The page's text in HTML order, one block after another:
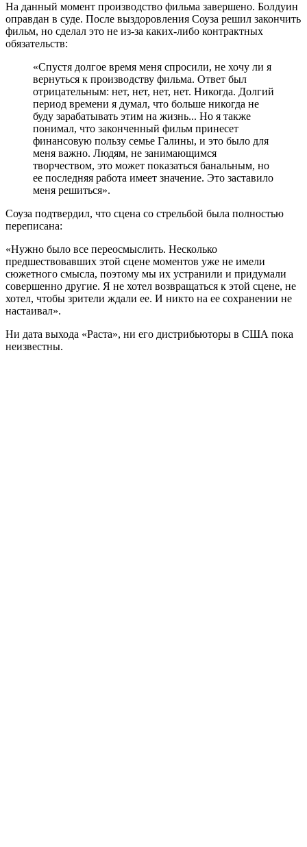
На данный момент производство фильма завершено. Болдуин
оправдан в суде. После выздоровления Соуза решил закончить
фильм, но сделал это не из-за каких-либо контрактных
обязательств:
«Спустя долгое время меня спросили, не хочу ли я
вернуться к производству фильма. Ответ был
отрицательным: нет, нет, нет, нет. Никогда. Долгий
период времени я думал, что больше никогда не
буду зарабатывать этим на жизнь... Но я также
понимал, что законченный фильм принесет
финансовую пользу семье Галины, и это было для
меня важно. Людям, не занимающимся
творчеством, это может показаться банальным, но
ее последняя работа имеет значение. Это заставило
меня решиться».
Соуза подтвердил, что сцена со стрельбой была полностью
переписана:
«Нужно было все переосмыслить. Несколько
предшествовавших этой сцене моментов уже не имели
сюжетного смысла, поэтому мы их устранили и придумали
совершенно другие. Я не хотел возвращаться к этой сцене, не
хотел, чтобы зрители ждали ее. И никто на ее сохранении не
настаивал».
Ни дата выхода «Раста», ни его дистрибьюторы в США пока
неизвестны.